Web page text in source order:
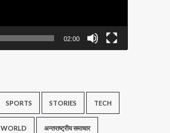
02:00
SPORTS STORIES TECH
WORLD अन्तराष्ट्रीय समाचार